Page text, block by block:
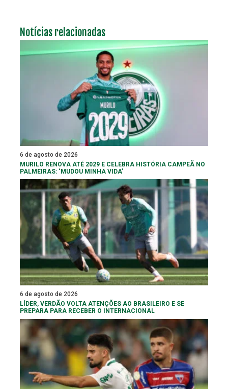
Notícias relacionadas
6 de agosto de 2026
MURILO RENOVA ATÉ 2029 E CELEBRA HISTÓRIA CAMPEÃ NO
PALMEIRAS: ‘MUDOU MINHA VIDA’
6 de agosto de 2026
LÍDER, VERDÃO VOLTA ATENÇÕES AO BRASILEIRO E SE
PREPARA PARA RECEBER O INTERNACIONAL